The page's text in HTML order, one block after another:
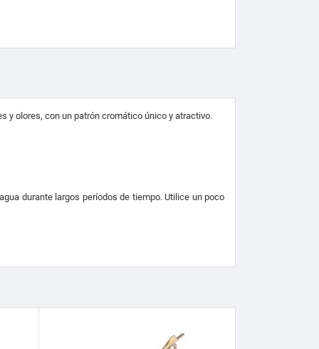
y olores, con un patrón cromático único y atractivo.
durante largos períodos de tiempo. Utilice un poco